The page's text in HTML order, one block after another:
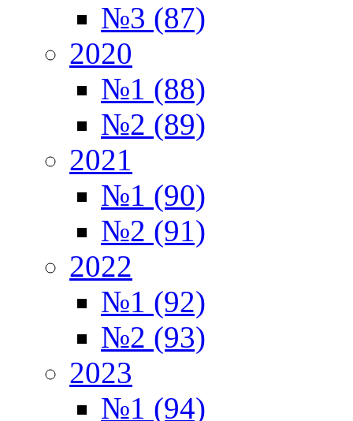
№3 (87)
2020
№1 (88)
№2 (89)
2021
№1 (90)
№2 (91)
2022
№1 (92)
№2 (93)
2023
№1 (94)